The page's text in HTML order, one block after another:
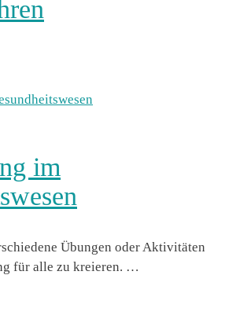
im
Übungen oder Aktivitäten
für alle zu kreieren. …